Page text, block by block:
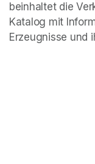
beinhaltet die
Katalog mit
Erzeugnisse und